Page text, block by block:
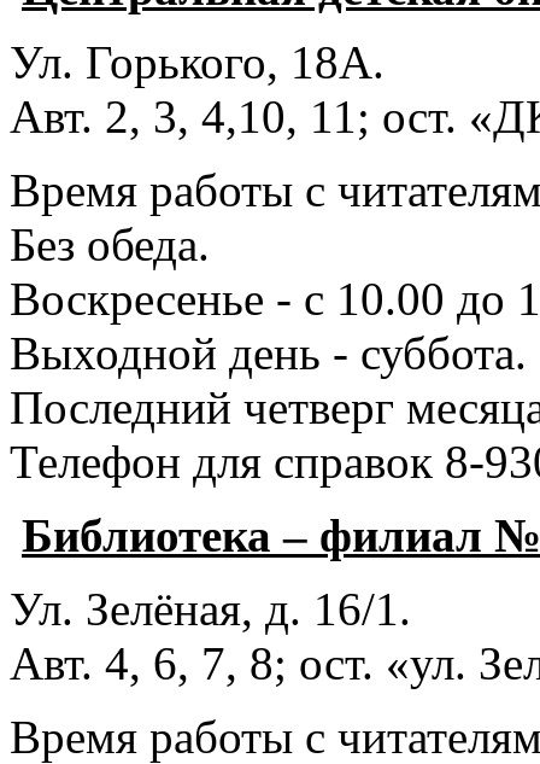
Ул. Горького, 18А.
Авт. 2, 3, 4,10, 11; ост.
Время работы с
Без обеда.
Воскресенье - с 10.00 до
Выходной день - суббота.
Последний четверг
Телефон для справок 8-
Библиотека – филиал
Ул. Зелёная, д. 16/1.
Авт. 4, 6, 7, 8; ост. «ул.
Время работы с